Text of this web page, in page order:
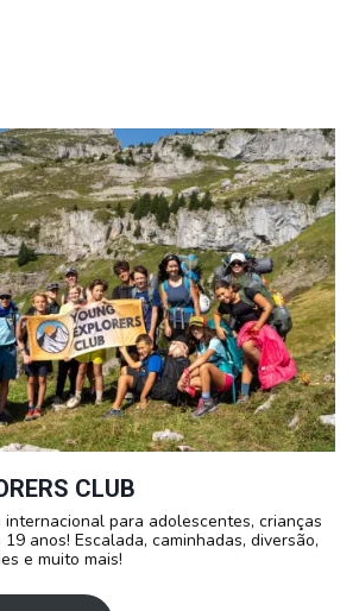
CLUB
internacional para adolescentes, crianças
anos! Escalada, caminhadas, diversão,
e muito mais!